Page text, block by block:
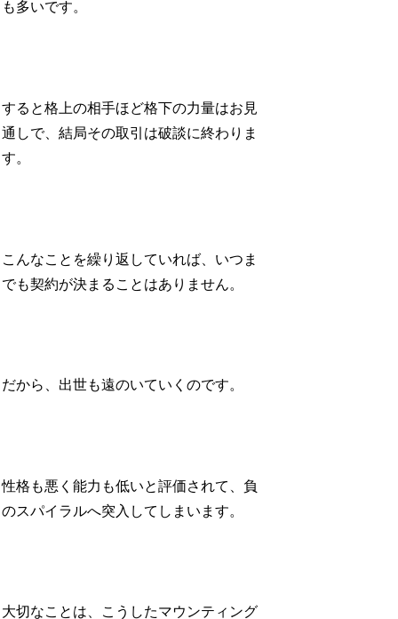
も多いです。
すると格上の相手ほど格下の力量はお見
通しで、結局その取引は破談に終わりま
す。
こんなことを繰り返していれば、いつま
でも契約が決まることはありません。
だから、出世も遠のいていくのです。
性格も悪く能力も低いと評価されて、負
のスパイラルへ突入してしまいます。
大切なことは、こうしたマウンティング